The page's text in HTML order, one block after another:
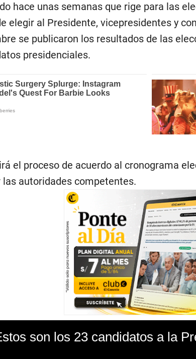
hace unas semanas que rige para las
elegir al Presidente, vicepresidentes y
se publicaron los resultados de las
presidenciales.
el proceso de acuerdo al cronograma
autoridades competentes.
son los 23 candidatos a la